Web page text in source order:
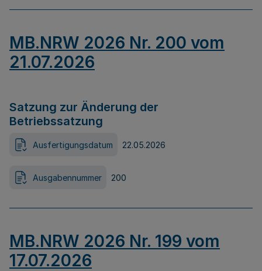
MB.NRW 2026 Nr. 200 vom
21.07.2026
Satzung zur Änderung der
Betriebssatzung
Ausfertigungsdatum 22.05.2026
Ausgabennummer 200
MB.NRW 2026 Nr. 199 vom
17.07.2026